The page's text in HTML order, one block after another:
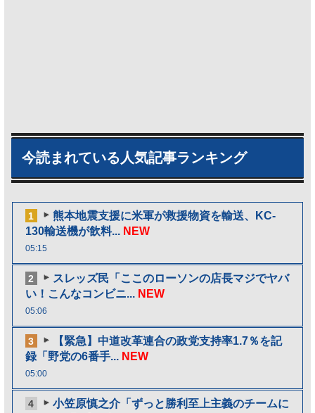
今読まれている人気記事ランキング
1
熊本地震支援に米軍が救援物資を輸送、KC-
130輸送機が飲料... NEW
05:15
2
スレッズ民「ここのローソンの店長マジでヤバ
い！こんなコンビニ... NEW
05:06
3
【緊急】中道改革連合の政党支持率1.7％を記
録「野党の6番手... NEW
05:00
4
小笠原慎之介「ずっと勝利至上主義のチームに